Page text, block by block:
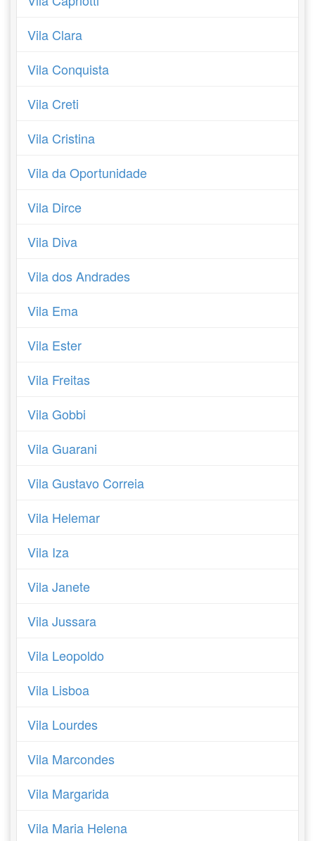
Vila Clara
Vila Conquista
Vila Creti
Vila Cristina
Vila da Oportunidade
Vila Dirce
Vila Diva
Vila dos Andrades
Vila Ema
Vila Ester
Vila Freitas
Vila Gobbi
Vila Guarani
Vila Gustavo Correia
Vila Helemar
Vila Iza
Vila Janete
Vila Jussara
Vila Leopoldo
Vila Lisboa
Vila Lourdes
Vila Marcondes
Vila Margarida
Vila Maria Helena